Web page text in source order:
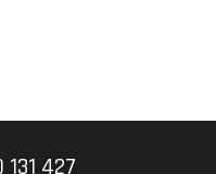
131 427